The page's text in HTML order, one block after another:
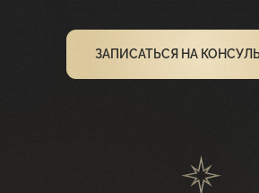
ЗАПИСАТЬСЯ НА